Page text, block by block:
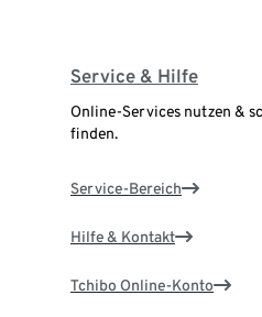
Service & Hilfe
Online-Services nutzen &
finden.
Service-Bereich
Hilfe & Kontakt
Tchibo Online-Konto